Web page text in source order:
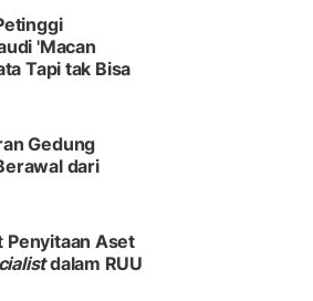
'Macan
Tapi tak Bisa
Gedung
dari
Penyitaan Aset
dalam RUU